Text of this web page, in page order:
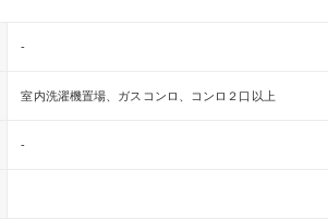
-
室内洗濯機置場、ガスコンロ、コンロ２口以上
-